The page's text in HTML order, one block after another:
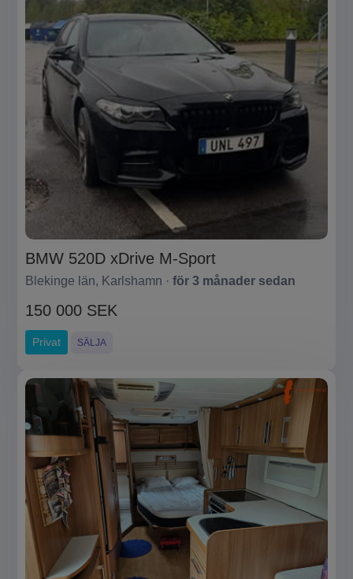
BMW 520D xDrive M-Sport
Blekinge län, Karlshamn · för 3 månader sedan
150 000 SEK
Privat SÄLJA